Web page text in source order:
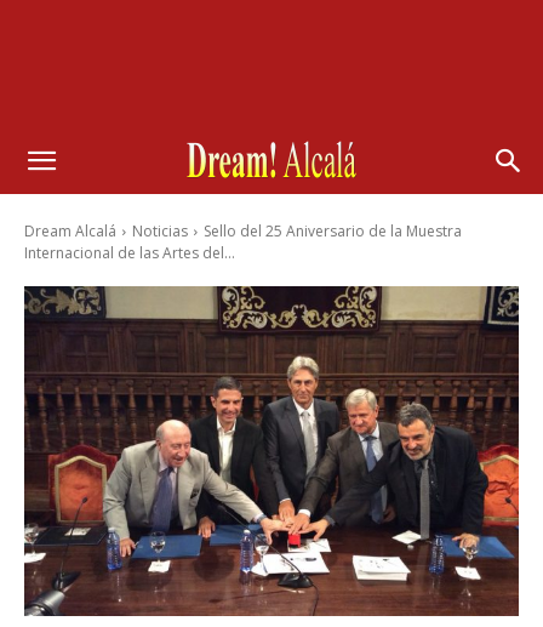
Dream Alcalá Noticias
Sello del 25 Aniversario de la Muestra
Internacional de las Artes del...